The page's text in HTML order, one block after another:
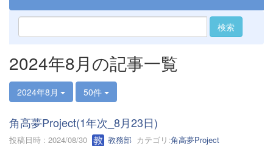
検索
2024年8月の記事一覧
2024年8月 50件
角高夢Project(1年次_8月23日)
投稿日時 : 2024/08/30 教務部 カテゴリ:角高夢Project